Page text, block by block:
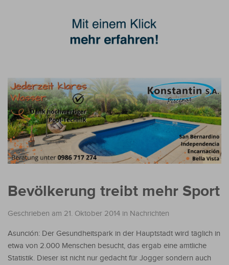
Bevölkerung treibt mehr Sport
Geschrieben am 21. Oktober 2014 in Nachrichten
Asunción: Der Gesundheitspark in der Hauptstadt wird täglich in
etwa von 2.000 Menschen besucht, das ergab eine amtliche
Statistik. Dieser ist nicht nur gedacht für Jogger sondern auch